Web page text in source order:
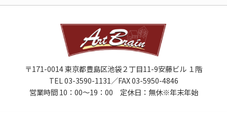
〒171-0014 東京都豊島区池袋２丁目11-9安藤ビル １階
TEL 03-3590-1131／FAX 03-5950-4846
営業時間 10：00～19：00 定休日：無休※年末年始